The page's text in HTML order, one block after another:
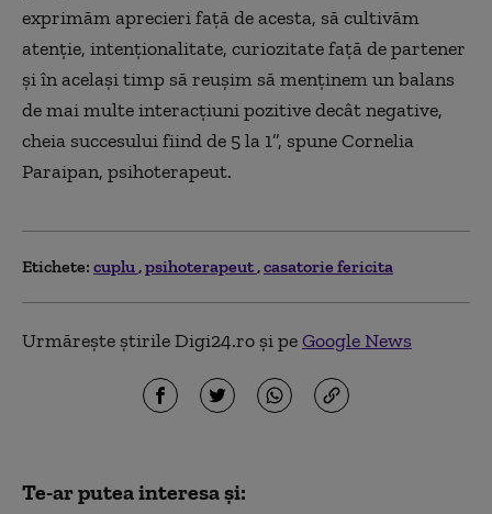
exprimăm aprecieri față de acesta, să cultivăm
atenție, intenționalitate, curiozitate față de partener
și în același timp să reușim să menținem un balans
de mai multe interacțiuni pozitive decât negative,
cheia succesului fiind de 5 la 1”, spune Cornelia
Paraipan, psihoterapeut.
Etichete: cuplu psihoterapeut casatorie fericita
Urmărește știrile Digi24.ro și peGoogle News
Te-ar putea interesa și: